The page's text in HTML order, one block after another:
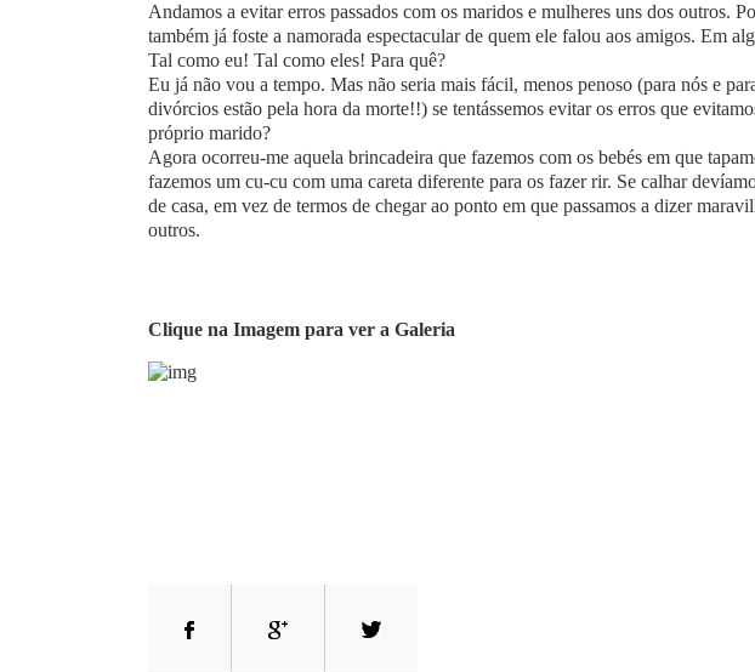
Andamos a evitar erros passados com os maridos e mulheres uns dos outros.
também já foste a namorada espectacular de quem ele falou aos amigos. Em
Tal como eu! Tal como eles! Para quê?
Eu já não vou a tempo. Mas não seria mais fácil, menos penoso (para nós e
divórcios estão pela hora da morte!!) se tentássemos evitar os erros que
próprio marido?
Agora ocorreu-me aquela brincadeira que fazemos com os bebés em que
fazemos um cu-cu com uma careta diferente para os fazer rir. Se calhar
de casa, em vez de termos de chegar ao ponto em que passamos a dizer
outros.
Clique na Imagem para ver a Galeria